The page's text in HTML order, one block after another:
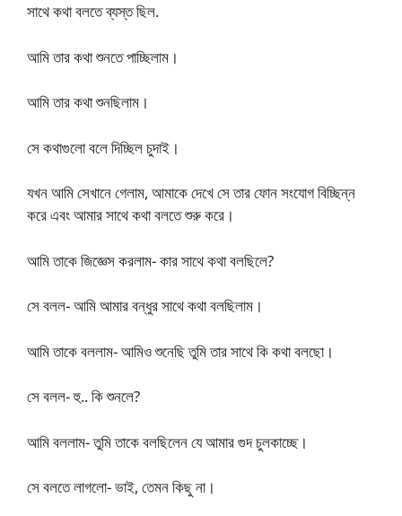
সাথে কথা বলতে ব্যস্ত ছিল.
আমি তার কথা শুনতে পাচ্ছিলাম।
আমি তার কথা শুনছিলাম।
সে কথাগুলো বলে দিচ্ছিল চুদাই।
যখন আমি সেখানে গেলাম, আমাকে দেখে সে তার ফোন সংযোগ বিচ্ছিন্ন
করে এবং আমার সাথে কথা বলতে শুরু করে।
আমি তাকে জিজ্ঞেস করলাম- কার সাথে কথা বলছিলে?
সে বলল- আমি আমার বন্ধুর সাথে কথা বলছিলাম।
আমি তাকে বললাম- আমিও শুনেছি তুমি তার সাথে কি কথা বলছো।
সে বলল- হু.. কি শুনলে?
আমি বললাম- তুমি তাকে বলছিলেন যে আমার গুদ চুলকাচ্ছে।
সে বলতে লাগলো- ভাই, তেমন কিছু না।